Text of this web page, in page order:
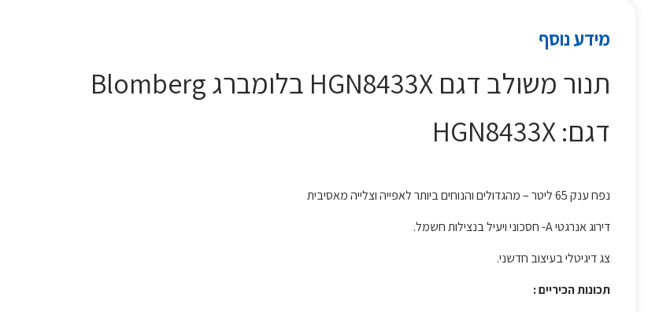
מידע נוסף
תנור משולב דגם HGN8433X בלומברג Blomberg
דגם: HGN8433X
נפח ענק 65 ליטר – מהגדולים והנוחים ביותר לאפייה וצלייה מאסיבית
דירוג אנרגטי A- חסכוני ויעיל בנצילות חשמל.
צג דיגיטלי בעיצוב חדשני.
תכונות הכיריים :